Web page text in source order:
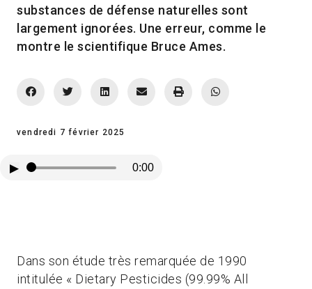
substances de défense naturelles sont
largement ignorées. Une erreur, comme le
montre le scientifique Bruce Ames.
vendredi 7 février 2025
▶ 0:00
Dans son étude très remarquée de 1990
intitulée « Dietary Pesticides (99.99% All